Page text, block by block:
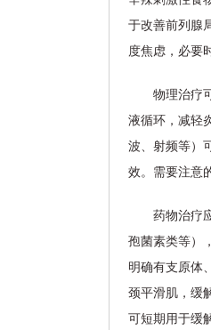
于改善前列腺
度焦虑，必要
物理治疗
液循环，减轻
波、射频等）
效。需要注意
药物治疗
孢菌素类等）
明确有支原体
颈平滑肌，缓
可短期用于缓